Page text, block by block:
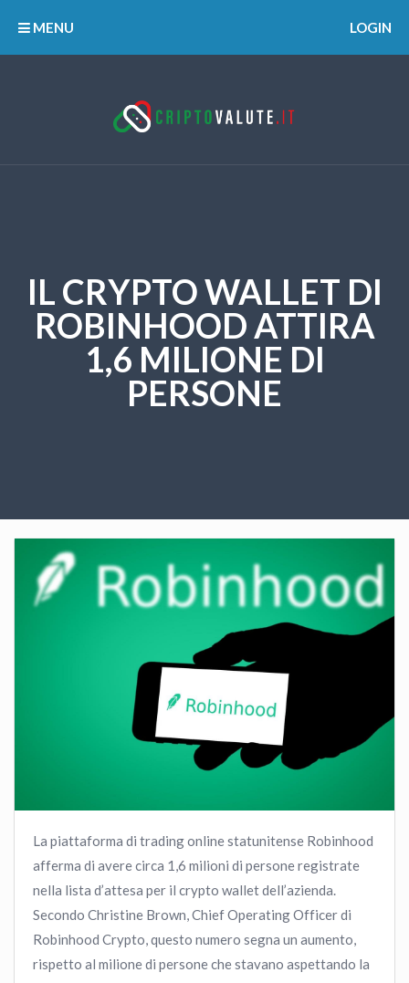
MENU LOGIN
IL CRYPTO WALLET DI
ROBINHOOD ATTIRA
1,6 MILIONE DI
PERSONE
La piattaforma di trading online statunitense Robinhood
afferma di avere circa 1,6 milioni di persone registrate
nella lista d’attesa per il crypto wallet dell’azienda.
Secondo Christine Brown, Chief Operating Officer di
Robinhood Crypto, questo numero segna un aumento,
rispetto al milione di persone che stavano aspettando la